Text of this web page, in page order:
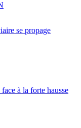
se propage
à la forte hausse